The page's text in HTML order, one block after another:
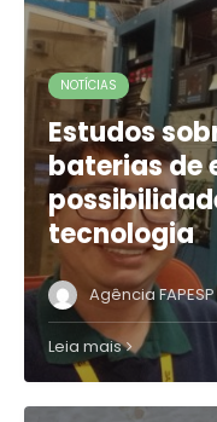
NOTÍCIAS
Estudos
baterias de
tecnologia
Agência FAPESP
Leia mais